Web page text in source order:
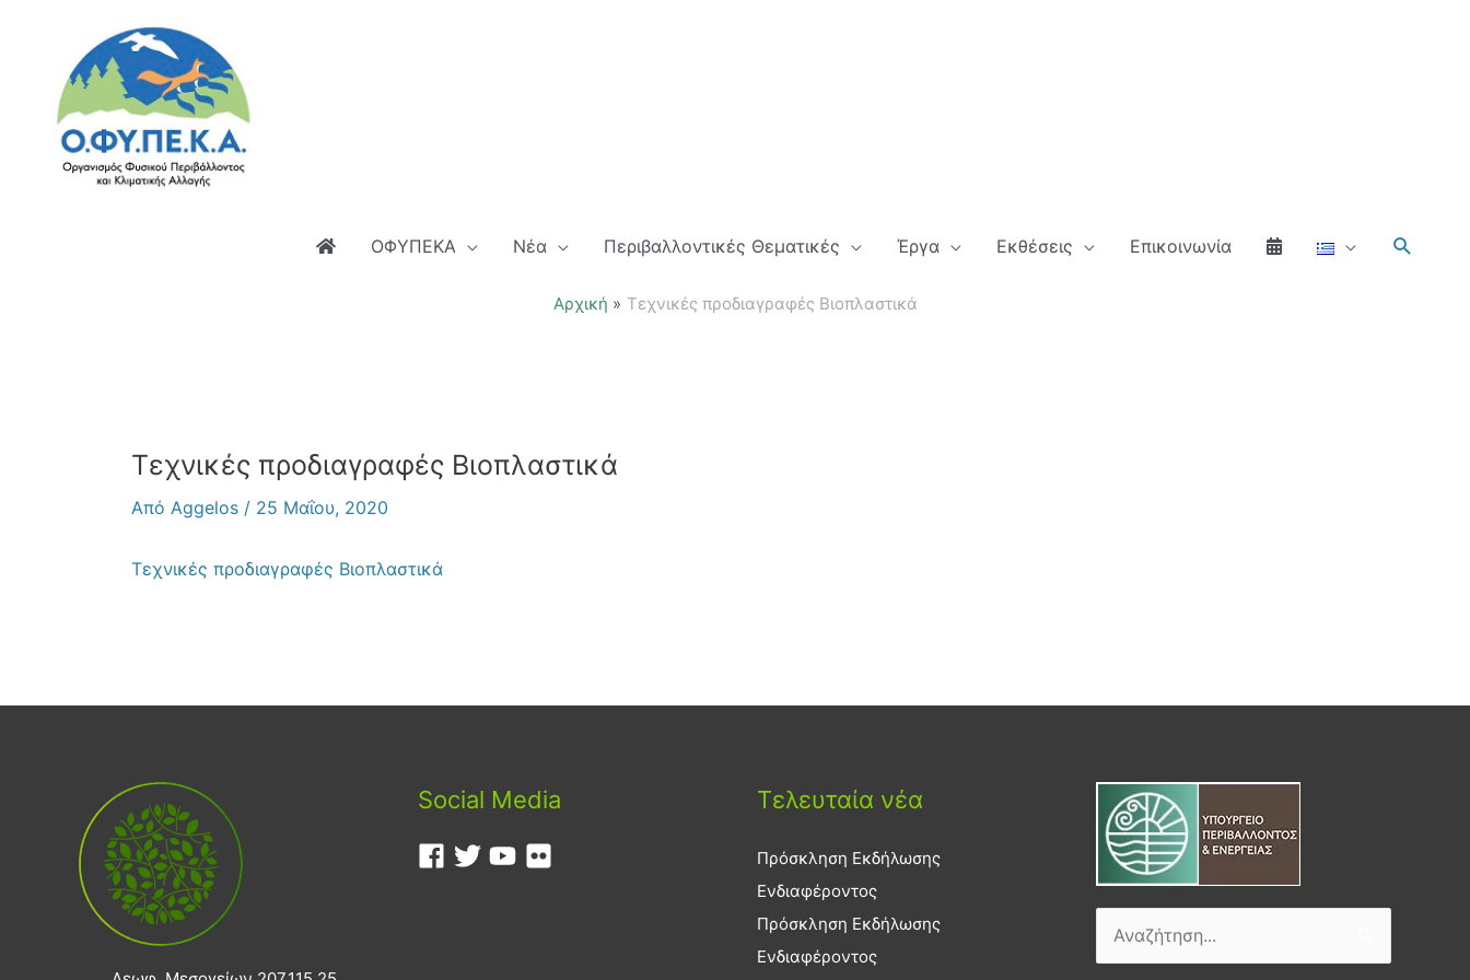
περιεχόμενο
ΟΦΥΠΕΚΑ Νέα Περιβαλλοντικές Θεματικές Έργα Εκθέσεις Επικοινωνία
Αρχική Τεχνικές προδιαγραφές Βιοπλαστικά
Τεχνικές προδιαγραφές Βιοπλαστικά
Από Aggelos / 25 Μαΐου, 2020
Τεχνικές προδιαγραφές Βιοπλαστικά
Social Media Τελευταία νέα
Πρόσκληση Εκδήλωσης
Ενδιαφέροντος
Πρόσκληση Εκδήλωσης
Ενδιαφέροντος
Αναζήτηση